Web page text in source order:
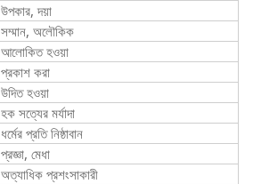
উপকার, দয়া
সম্মান, অলৌকিক
আলোকিত হওয়া
প্রকাশ করা
উদিত হওয়া
হক সত্যের মর্যাদা
ধর্মের প্রতি নিষ্ঠাবান
প্রজ্ঞা, মেধা
অত্যাধিক প্রশংসাকারী